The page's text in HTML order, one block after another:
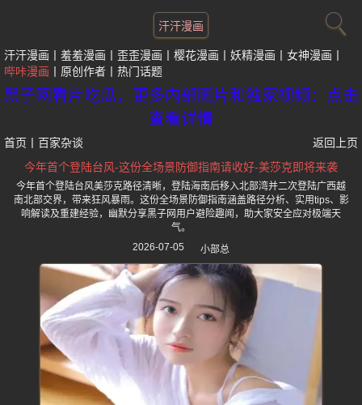
汗汗漫画
汗汗漫画 羞羞漫画 歪歪漫画 樱花漫画 妖精漫画
女神漫画
哔咔漫画
原创作者 热门话题
黑子网看片吃瓜，更多内部图片和独家视频：点击
查看详情
首页 百家杂谈
返回上页
今年首个登陆台风-这份全场景防御指南请收好-美莎克即将来袭
今年首个登陆台风美莎克路径清晰，登陆海南后移入北部湾并二次登陆广西越
南北部交界，带来狂风暴雨。这份全场景防御指南涵盖路径分析、实用tips、影
响解读及重建经验，幽默分享黑子网用户避险趣闻，助大家安全应对极端天
气。
2026-07-05
小部总